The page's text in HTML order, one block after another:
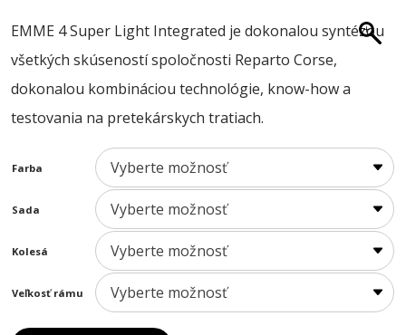
4079,00 €
through
EMME 4 Super Light Integrated je dokonalou syntézou
všetkých skúseností spoločnosti Reparto Corse,
dokonalou kombináciou technológie, know-how a
testovania na pretekárskych tratiach.
Farba
Sada
Kolesá
Veľkosť rámu